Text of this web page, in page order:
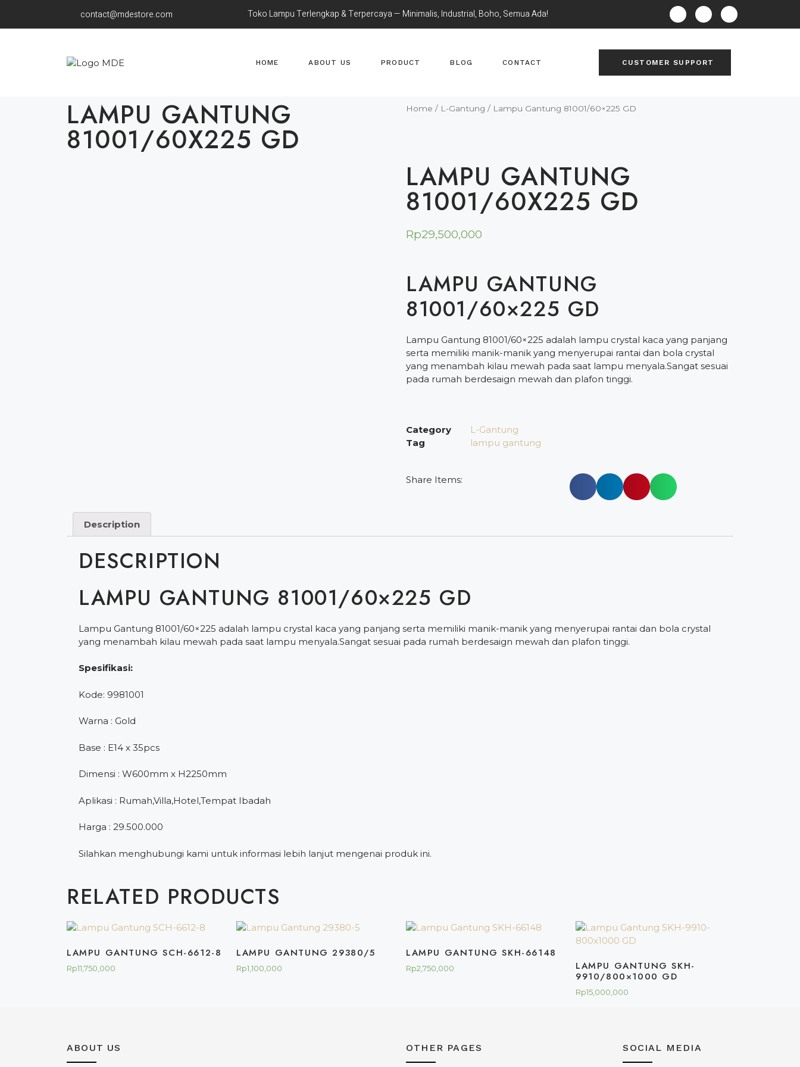
contact@mdestore.com Toko Lampu Terlengkap & Terpercaya — Minimalis, Industrial, Boho, Semua Ada!
HOME ABOUT US PRODUCT BLOG CONTACT CUSTOMER SUPPORT
LAMPU GANTUNG
81001/60X225 GD
Home / L-Gantung / Lampu Gantung 81001/60×225 GD
LAMPU GANTUNG
81001/60X225 GD
Rp29,500,000
LAMPU GANTUNG
81001/60×225 GD
Lampu Gantung 81001/60×225 adalah lampu crystal kaca yang panjang
serta memiliki manik-manik yang menyerupai rantai dan bola crystal
yang menambah kilau mewah pada saat lampu menyala.Sangat sesuai
pada rumah berdesaign mewah dan plafon tinggi.
Category
L-Gantung
Tag
lampu gantung
Share Items:
Description
DESCRIPTION
LAMPU GANTUNG 81001/60×225 GD
Lampu Gantung 81001/60×225 adalah lampu crystal kaca yang panjang serta memiliki manik-manik yang menyerupai rantai dan bola crystal
yang menambah kilau mewah pada saat lampu menyala.Sangat sesuai pada rumah berdesaign mewah dan plafon tinggi.
Spesifikasi:
Kode: 9981001
Warna : Gold
Base : E14 x 35pcs
Dimensi : W600mm x H2250mm
Aplikasi : Rumah,Villa,Hotel,Tempat Ibadah
Harga : 29.500.000
Silahkan menghubungi kami untuk informasi lebih lanjut mengenai produk ini.
RELATED PRODUCTS
LAMPU GANTUNG SCH-6612-8
Rp11,750,000
LAMPU GANTUNG 29380/5
Rp1,100,000
LAMPU GANTUNG SKH-66148
Rp2,750,000
LAMPU GANTUNG SKH-
9910/800×1000 GD
Rp15,000,000
ABOUT US OTHER PAGES SOCIAL MEDIA